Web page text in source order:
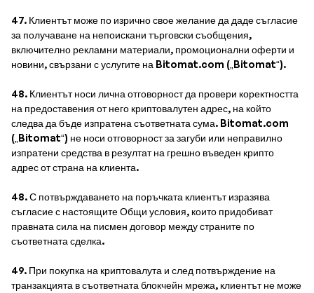
47. Клиентът може по изрично свое желание да даде съгласие
за получаване на непоискани търговски съобщения,
включително рекламни материали, промоционални оферти и
новини, свързани с услугите на Bitomat.com („Bitomat“).
48. Клиентът носи лична отговорност да провери коректността
на предоставения от него криптовалутен адрес, на който
следва да бъде изпратена съответната сума. Bitomat.com
(„Bitomat“) не носи отговорност за загуби или неправилно
изпратени средства в резултат на грешно въведен крипто
адрес от страна на клиента.
48. С потвърждаването на поръчката клиентът изразява
съгласие с настоящите Общи условия, които придобиват
правната сила на писмен договор между страните по
съответната сделка.
49. При покупка на криптовалута и след потвърждение на
транзакцията в съответната блокчейн мрежа, клиентът не може